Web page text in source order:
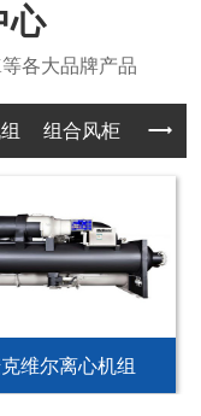
心
组合风柜 风机
维尔离心机组